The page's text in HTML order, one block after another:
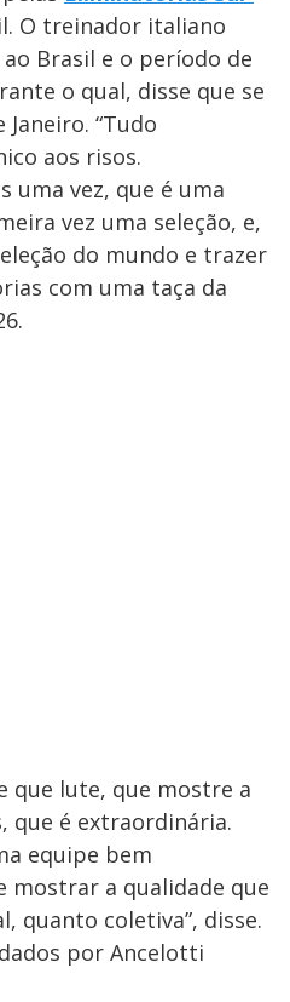
O treinador italiano
Brasil e o período de
o qual, disse que se
“Tudo
aos risos.
uma vez, que é uma
vez uma seleção, e,
do mundo e trazer
com uma taça da
que lute, que mostre a
que é extraordinária.
equipe bem
mostrar a qualidade que
quanto coletiva”, disse.
por Ancelotti